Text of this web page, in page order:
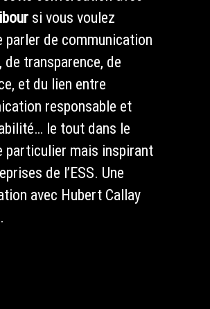
si vous voulez
parler de communication
de transparence, de
et du lien entre
responsable et
le tout dans le
particulier mais inspirant
de l’ESS. Une
avec Hubert Callay